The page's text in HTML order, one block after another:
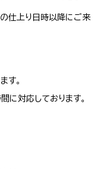
仕上り日時以降にご来
す。
に対応しております。